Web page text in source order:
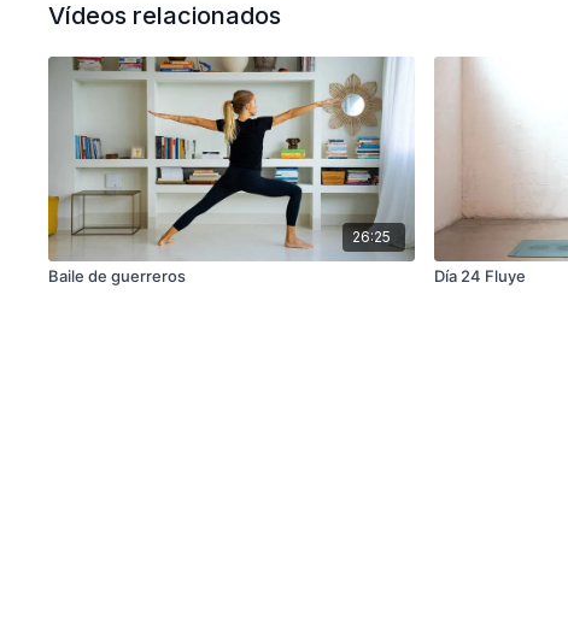
Vídeos relacionados
26:25
Baile de guerreros Día 24 Fluye